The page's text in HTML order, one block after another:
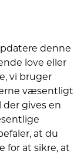
denne
love eller
vi bruger
væsentligt
gives en
at du
for at sikre, at